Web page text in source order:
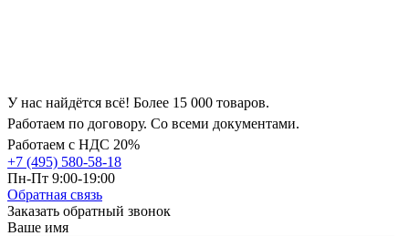
У нас найдётся всё! Более 15 000 товаров.
Работаем по договору. Со всеми документами.
Работаем с НДС 20%
+7 (495) 580-58-18
Пн-Пт 9:00-19:00
Обратная связь
Заказать обратный звонок
Ваше имя